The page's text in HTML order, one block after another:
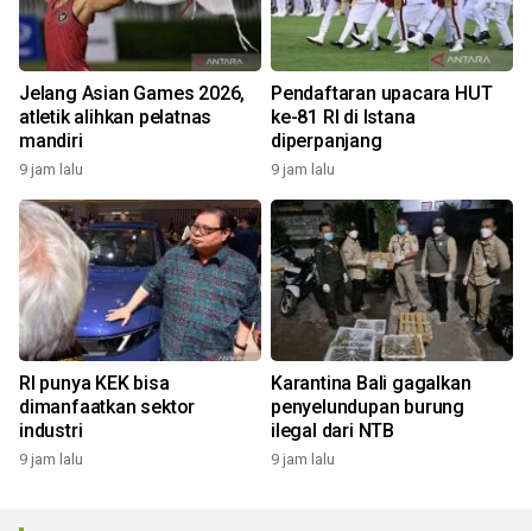
Jelang Asian Games 2026,
atletik alihkan pelatnas
mandiri
9 jam lalu
Pendaftaran upacara HUT
ke-81 RI di Istana
diperpanjang
9 jam lalu
RI punya KEK bisa
dimanfaatkan sektor
industri
9 jam lalu
Karantina Bali gagalkan
penyelundupan burung
ilegal dari NTB
9 jam lalu